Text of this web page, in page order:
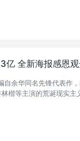
亿 全新海报感恩
自余华同名先锋代表作
楷等主演的荒诞现实主